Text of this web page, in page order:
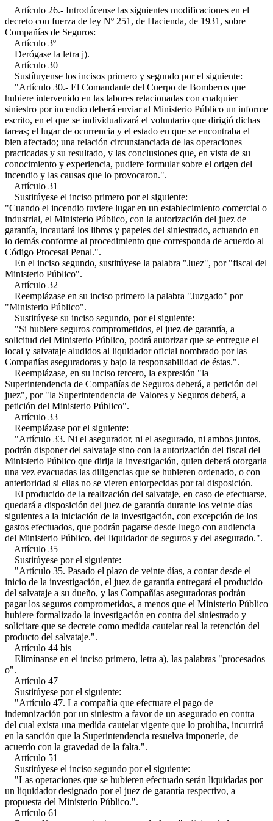
Artículo 26.- Introdúcense las siguientes modificaciones en el
decreto con fuerza de ley Nº 251, de Hacienda, de 1931, sobre
Compañías de Seguros:
Artículo 3º
Derógase la letra j).
Artículo 30
Sustítuyense los incisos primero y segundo por el siguiente:
"Artículo 30.- El Comandante del Cuerpo de Bomberos que
hubiere intervenido en las labores relacionadas con cualquier
siniestro por incendio deberá enviar al Ministerio Público un informe
escrito, en el que se individualizará el voluntario que dirigió dichas
tareas; el lugar de ocurrencia y el estado en que se encontraba el
bien afectado; una relación circunstanciada de las operaciones
practicadas y su resultado, y las conclusiones que, en vista de su
conocimiento y experiencia, pudiere formular sobre el origen del
incendio y las causas que lo provocaron.".
Artículo 31
Sustitúyese el inciso primero por el siguiente:
"Cuando el incendio tuviere lugar en un establecimiento comercial o
industrial, el Ministerio Público, con la autorización del juez de
garantía, incautará los libros y papeles del siniestrado, actuando en
lo demás conforme al procedimiento que corresponda de acuerdo al
Código Procesal Penal.".
En el inciso segundo, sustitúyese la palabra "Juez", por "fiscal del
Ministerio Público".
Artículo 32
Reemplázase en su inciso primero la palabra "Juzgado" por
"Ministerio Público".
Sustitúyese su inciso segundo, por el siguiente:
"Si hubiere seguros comprometidos, el juez de garantía, a
solicitud del Ministerio Público, podrá autorizar que se entregue el
local y salvataje aludidos al liquidador oficial nombrado por las
Compañías aseguradoras y bajo la responsabilidad de éstas.".
Reemplázase, en su inciso tercero, la expresión "la
Superintendencia de Compañías de Seguros deberá, a petición del
juez", por "la Superintendencia de Valores y Seguros deberá, a
petición del Ministerio Público".
Artículo 33
Reemplázase por el siguiente:
"Artículo 33. Ni el asegurador, ni el asegurado, ni ambos juntos,
podrán disponer del salvataje sino con la autorización del fiscal del
Ministerio Público que dirija la investigación, quien deberá otorgarla
una vez evacuadas las diligencias que se hubieren ordenado, o con
anterioridad si ellas no se vieren entorpecidas por tal disposición.
El producido de la realización del salvataje, en caso de efectuarse,
quedará a disposición del juez de garantía durante los veinte días
siguientes a la iniciación de la investigación, con excepción de los
gastos efectuados, que podrán pagarse desde luego con audiencia
del Ministerio Público, del liquidador de seguros y del asegurado.".
Artículo 35
Sustitúyese por el siguiente:
"Artículo 35. Pasado el plazo de veinte días, a contar desde el
inicio de la investigación, el juez de garantía entregará el producido
del salvataje a su dueño, y las Compañías aseguradoras podrán
pagar los seguros comprometidos, a menos que el Ministerio Público
hubiere formalizado la investigación en contra del siniestrado y
solicitare que se decrete como medida cautelar real la retención del
producto del salvataje.".
Artículo 44 bis
Elimínanse en el inciso primero, letra a), las palabras "procesados
o".
Artículo 47
Sustitúyese por el siguiente:
"Artículo 47. La compañía que efectuare el pago de
indemnización por un siniestro a favor de un asegurado en contra
del cual exista una medida cautelar vigente que lo prohiba, incurrirá
en la sanción que la Superintendencia resuelva imponerle, de
acuerdo con la gravedad de la falta.".
Artículo 51
Sustitúyese el inciso segundo por el siguiente:
"Las operaciones que se hubieren efectuado serán liquidadas por
un liquidador designado por el juez de garantía respectivo, a
propuesta del Ministerio Público.".
Artículo 61